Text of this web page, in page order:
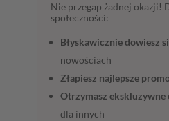
Nie przegap żadnej okazji!
społeczności:
Błyskawicznie dowiesz
nowościach
Złapiesz najlepsze
Otrzymasz ekskluzywne
dla innych